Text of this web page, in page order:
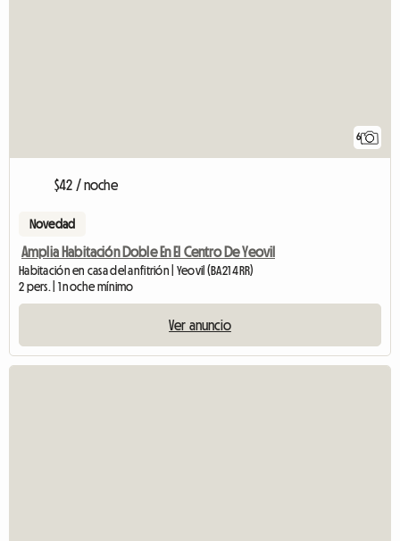
6
$42 / noche
Novedad
Amplia Habitación Doble En El Centro De Yeovil
Habitación en casa del anfitrión | Yeovil (BA21 4RR)
2 pers. | 1 noche mínimo
Ver anuncio